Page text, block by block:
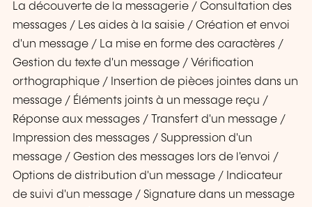
La découverte de la messagerie / Consultation des
messages / Les aides à la saisie / Création et envoi
d'un message / La mise en forme des caractères /
Gestion du texte d'un message / Vérification
orthographique / Insertion de pièces jointes dans un
message / Éléments joints à un message reçu /
Réponse aux messages / Transfert d'un message /
Impression des messages / Suppression d'un
message / Gestion des messages lors de l'envoi /
Options de distribution d'un message / Indicateur
de suivi d'un message / Signature dans un message